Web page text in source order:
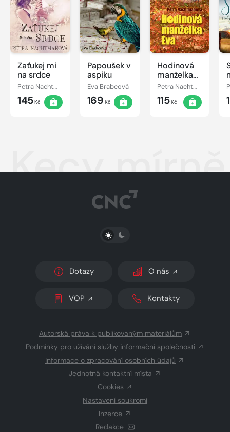
Zaťukej mi
na srdce
Petra Nachtmanová
145Kč
Papoušek v
aspiku
Eva Brabcová
169 Kč
Hodinová
manželka
Eva
Petra Nachtmanová
115Kč
Kecy
PŘEPNOUT SVĚTLÝ/TMAVÝ REŽIM
Dotazy O nás
VOP Kontakty
Autorská práva k publikovaným materiálům
Podmínky pro užívání služby informační společnosti
Informace o zpracování osobních údajů
Jednotná kontaktní místa
Cookies
Nastavení soukromí
Inzerce
Redakce